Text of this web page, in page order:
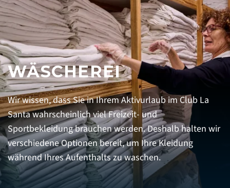
WÄSCHEREI
Wir wissen, dass Sie in Ihrem Aktivurlaub im Club La
Santa wahrscheinlich viel Freizeit- und
Sportbekleidung brauchen werden. Deshalb halten wir
verschiedene Optionen bereit, um Ihre Kleidung
während Ihres Aufenthalts zu waschen.